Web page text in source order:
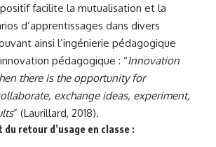
facilite la mutualisation et la
d’apprentissages dans divers
ainsi l’ingénierie pédagogique
pédagogique : “Innovation
there is the opportunity for
exchange ideas, experiment,
” (Laurillard, 2018).
retour d’usage en classe :